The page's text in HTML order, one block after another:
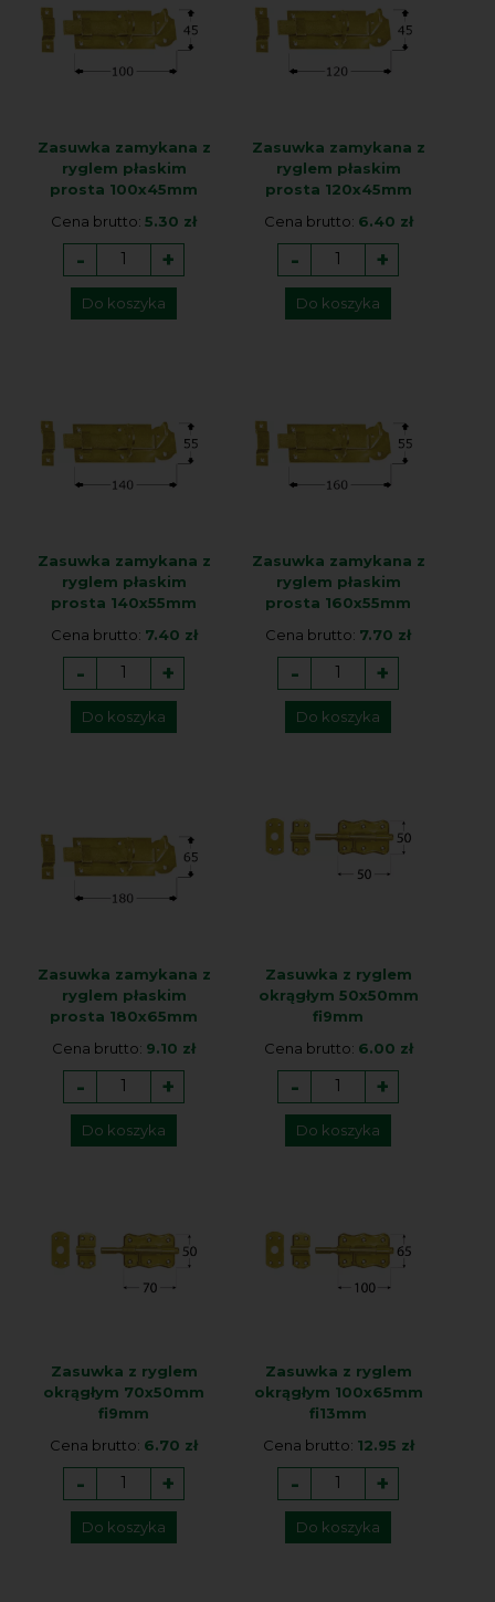
Zasuwka zamykana z
ryglem płaskim
prosta 100x45mm
Cena brutto: 5.30 zł
- +
Do koszyka
Zasuwka zamykana z
ryglem płaskim
prosta 120x45mm
Cena brutto: 6.40 zł
- +
Do koszyka
Zasuwka zamykana z
ryglem płaskim
prosta 140x55mm
Cena brutto: 7.40 zł
- +
Do koszyka
Zasuwka zamykana z
ryglem płaskim
prosta 160x55mm
Cena brutto: 7.70 zł
- +
Do koszyka
Zasuwka zamykana z
ryglem płaskim
prosta 180x65mm
Cena brutto: 9.10 zł
- +
Do koszyka
Zasuwka z ryglem
okrągłym 50x50mm
fi9mm
Cena brutto: 6.00 zł
- +
Do koszyka
Zasuwka z ryglem
okrągłym 70x50mm
fi9mm
Cena brutto: 6.70 zł
- +
Do koszyka
Zasuwka z ryglem
okrągłym 100x65mm
fi13mm
Cena brutto: 12.95 zł
- +
Do koszyka